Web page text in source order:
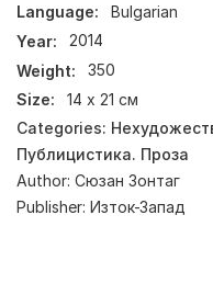
Language:
Bulgarian
Year:
2014
Weight:
350
Size:
14 х 21 см
Categories:
Публицистика. Проза
Author: Сюзан Зонтаг
Publisher: Изток-Запад